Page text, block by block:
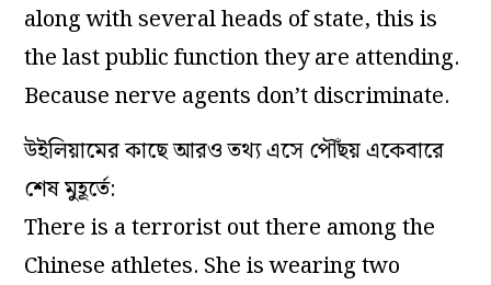
along with several heads of state, this is
the last public function they are attending.
Because nerve agents don’t discriminate.
উইলিয়ামের কাছে আরও তথ্য এসে পৌঁছয় একেবারে
শেষ মুহূর্তে:
There is a terrorist out there among the
Chinese athletes. She is wearing two